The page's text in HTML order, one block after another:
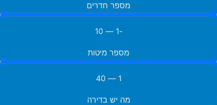
מספר חדרים
-1
—
10
מספר מיטות
1
—
40
מה יש בדירה